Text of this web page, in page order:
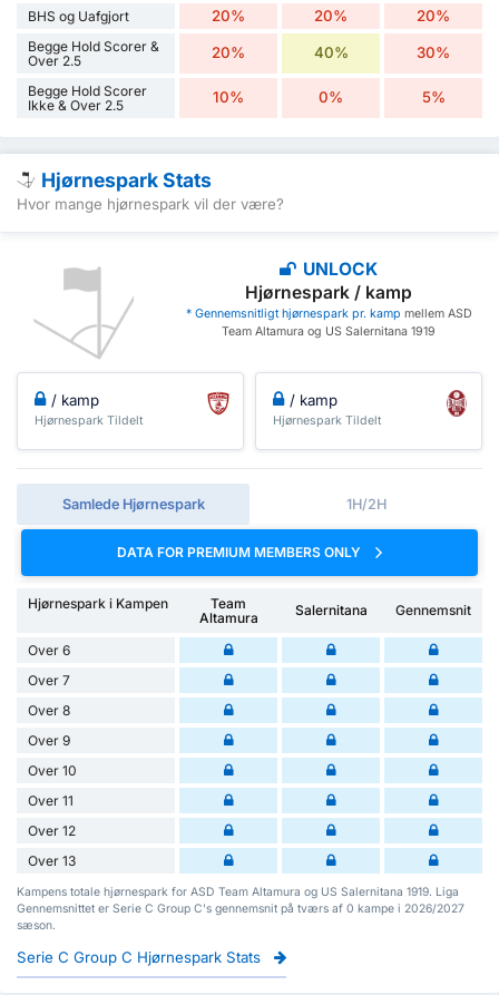
BHS og Uafgjort 20% 20% 20%
Begge Hold Scorer &
Over 2.5
20% 40% 30%
Begge Hold Scorer
Ikke & Over 2.5
10% 0% 5%
Hjørnespark Stats
Hvor mange hjørnespark vil der være?
UNLOCK
Hjørnespark / kamp
* Gennemsnitligt hjørnespark pr. kamp mellem ASD
Team Altamura og US Salernitana 1919
/ kamp
Hjørnespark Tildelt
/ kamp
Hjørnespark Tildelt
Samlede Hjørnespark 1H/2H
DATA FOR PREMIUM MEMBERS ONLY
Hjørnespark i Kampen
Team
Altamura
Salernitana Gennemsnit
Over 6
Over 7
Over 8
Over 9
Over 10
Over 11
Over 12
Over 13
Kampens totale hjørnespark for ASD Team Altamura og US Salernitana 1919. Liga
Gennemsnittet er Serie C Group C's gennemsnit på tværs af 0 kampe i 2026/2027
sæson.
Serie C Group C Hjørnespark Stats